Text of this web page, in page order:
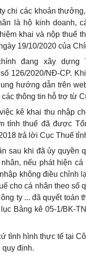
chi các khoản
là hộ kinh doanh,
khai và nộp thuế
19/10/2020 của
đang xây dựng
126/2020/NĐ-CP.
hướng dẫn trên
thông tin hỗ trợ từ
kê khai thu nhập
tính thuế đã được
trả lời Cục Thuế
sau khi đã ủy quyền
nếu phát hiện
không điều chỉnh
cho cá nhân theo số
ty ... đã quyết toán
Bảng kê 05-1/BK-
tình hình thực tế tại
quy định.